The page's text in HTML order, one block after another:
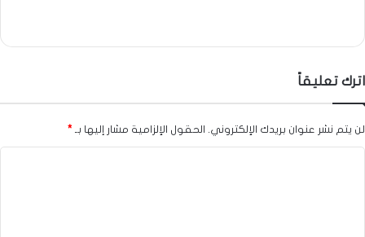
اترك تعليقاً
لن يتم نشر عنوان بريدك الإلكتروني. الحقول الإلزامية مشار إليها بـ *